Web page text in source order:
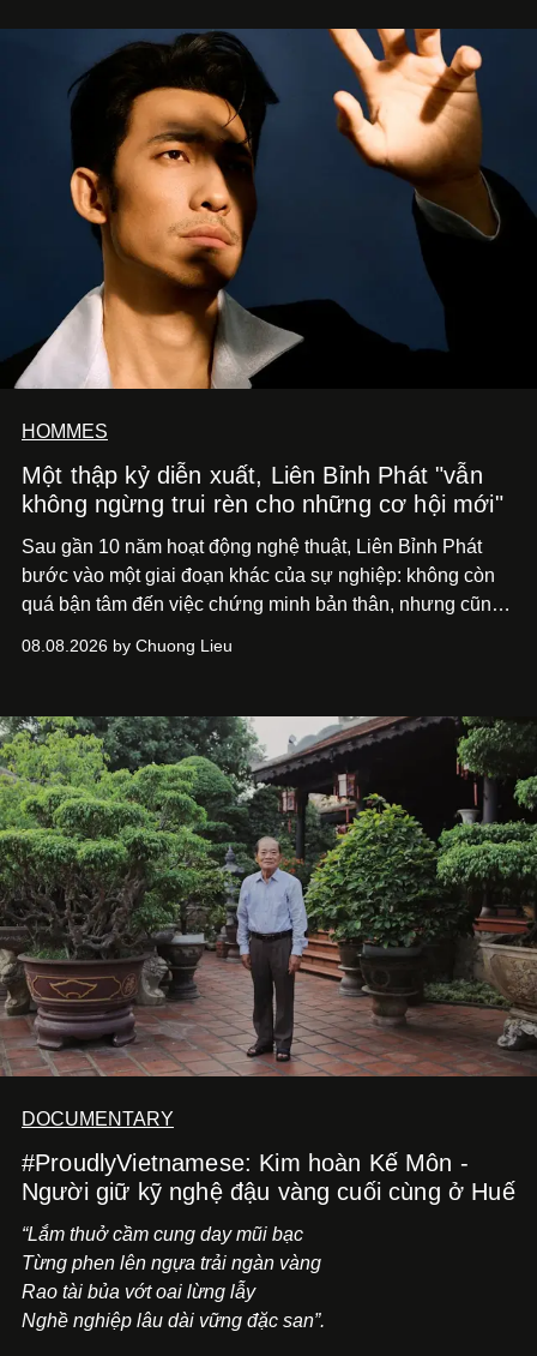
HOMMES
Một thập kỷ diễn xuất, Liên Bỉnh Phát "vẫn
không ngừng trui rèn cho những cơ hội mới"
Sau gần 10 năm hoạt động nghệ thuật, Liên Bỉnh Phát
bước vào một giai đoạn khác của sự nghiệp: không còn
quá bận tâm đến việc chứng minh bản thân, nhưng cũng
phim điện ảnh trong nửa đầu 2026 đến hành trình trở lại
bằng một tâm thế điềm tĩnh hơn. Anh tiếp tục học hỏi, trau
dồi và chờ đợi những vai diễn đủ sức đưa mình đến
những vùng đất mới. Ở tuổi ngoài 30, điều anh theo đuổi
không phải những đích đến quá lớn, mà là khả năng luôn
tiến về phía trước.
08.08.2026 by Chuong Lieu
DOCUMENTARY
#ProudlyVietnamese: Kim hoàn Kế Môn -
Người giữ kỹ nghệ đậu vàng cuối cùng ở Huế
“Lắm thuở cầm cung day mũi bạc
Từng phen lên ngựa trải ngàn vàng
Rao tài bủa vớt oai lừng lẫy
Nghề nghiệp lâu dài vững đặc san”.